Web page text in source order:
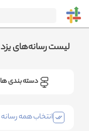
لیست رسانه‌های یزد
دسته بندی ها
انتخاب همه
Failed to fetch